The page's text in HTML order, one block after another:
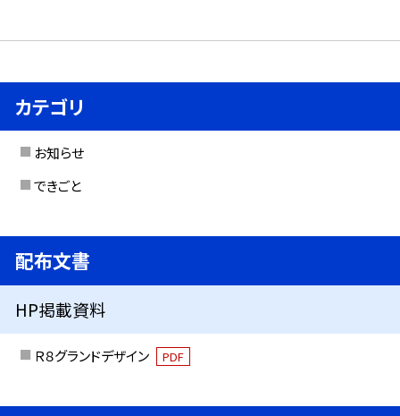
カテゴリ
お知らせ
できごと
配布文書
HP掲載資料
Ｒ８グランドデザイン PDF